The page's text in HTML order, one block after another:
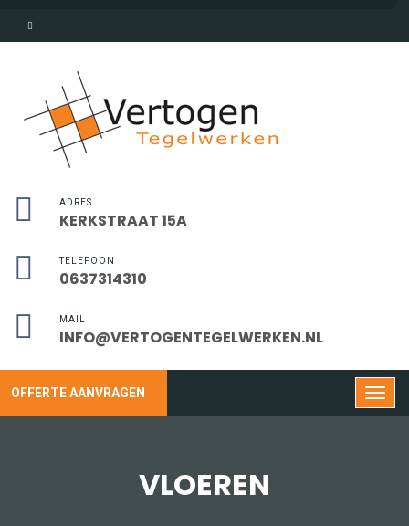
ADRES
KERKSTRAAT 15A
TELEFOON
0637314310
MAIL
INFO@VERTOGENTEGELWERKEN.NL
OFFERTE AANVRAGEN
VLOEREN